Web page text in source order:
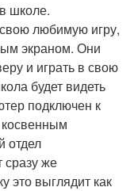
школе.
любимую игру,
экраном. Они
и играть в свою
будет видеть
подключен к
отдел
же
это выглядит как